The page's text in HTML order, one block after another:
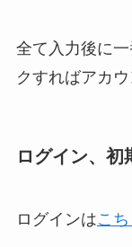
全て入力後に
クすればアカ
ログイン、初
ログインはこ